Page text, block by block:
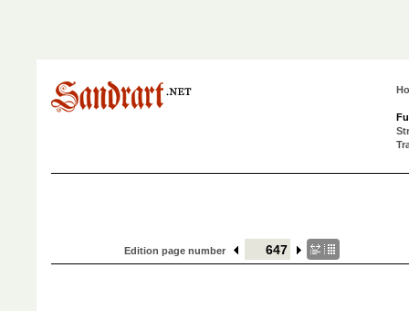
Edition page number